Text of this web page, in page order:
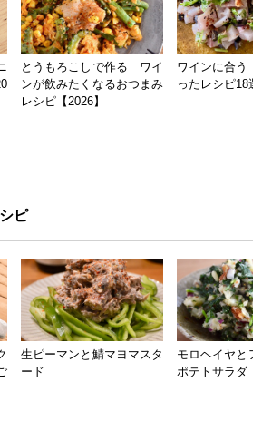
とうもろこしで作る ワイ
ンが飲みたくなるおつまみ
レシピ【2026】
ワインに合う
ったレシピ18
ピ
生ピーマンと鯖マヨマスタ
ード
モロヘイヤと
ポテトサラダ